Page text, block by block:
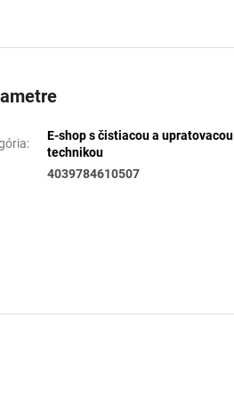
:
E-shop s čistiacou a upratovacou
technikou
4039784610507